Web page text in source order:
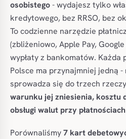
osobistego- wydajesz tylko
kredytowego, bez RRSO, bez
To codzienne narzędzie
(zbliżeniowo, Apple Pay,
wypłaty z bankomatów. Każda
Polsce ma przynajmniej jedną
sprowadza się do trzech
warunku jej zniesienia, kosztu
obsługi walut przy
Porównaliśmy7 kart